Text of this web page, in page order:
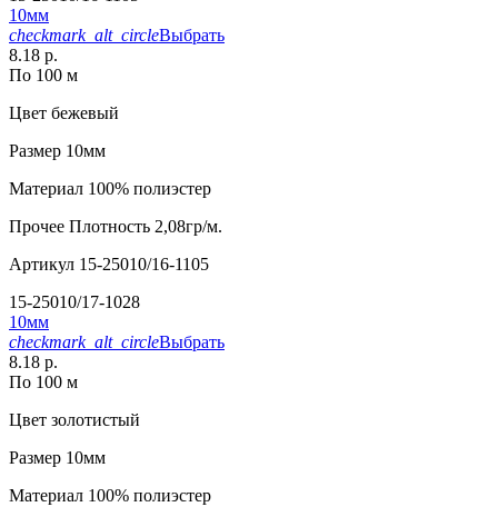
10мм
checkmark_alt_circleВыбрать
8.18 р.
По 100 м
Цвет бежевый
Размер 10мм
Материал 100% полиэстер
Прочее Плотность 2,08гр/м.
Артикул 15-25010/16-1105
15-25010/17-1028
10мм
checkmark_alt_circleВыбрать
8.18 р.
По 100 м
Цвет золотистый
Размер 10мм
Материал 100% полиэстер